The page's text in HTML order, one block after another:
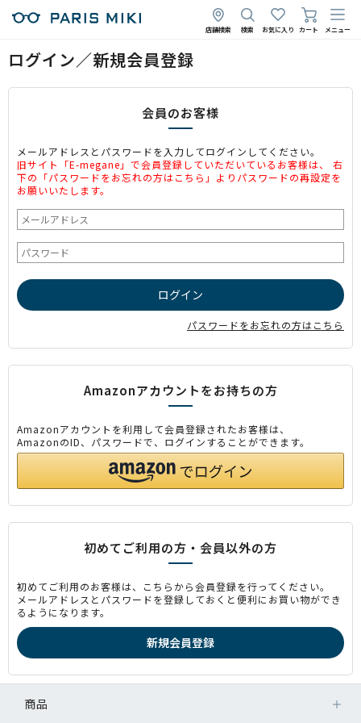
店舗検索 検索 お気に入り カート メニュー
ログイン／新規会員登録
会員のお客様
メールアドレスとパスワードを入力してログインしてください。
旧サイト「E-megane」で会員登録していただいているお客様は、 右
下の「パスワードをお忘れの方はこちら」よりパスワードの再設定を
お願いいたします。
パスワードをお忘れの方はこちら
Amazonアカウントをお持ちの方
Amazonアカウントを利用して会員登録されたお客様は、
AmazonのID、パスワードで、ログインすることができます。
初めてご利用の方・会員以外の方
初めてご利用のお客様は、こちらから会員登録を行ってください。
メールアドレスとパスワードを登録しておくと便利にお買い物ができ
るようになります。
商品